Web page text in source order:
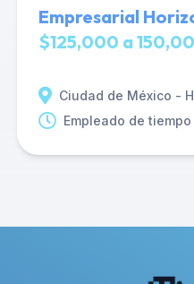
Empresarial
$125,000 a
Ciudad de México -
Empleado de